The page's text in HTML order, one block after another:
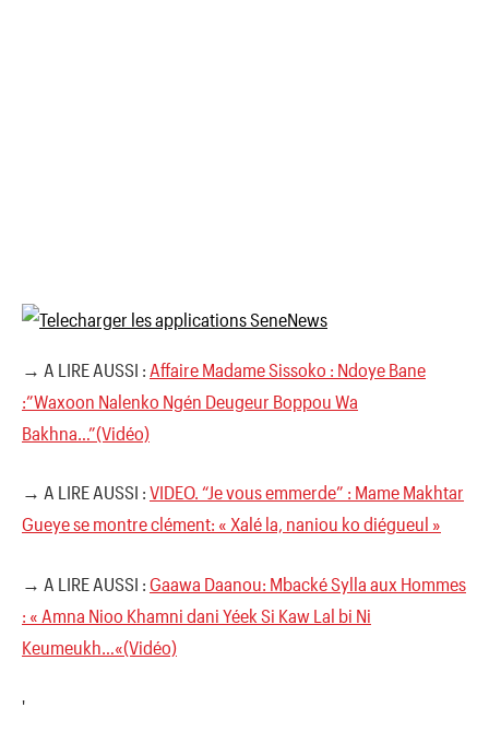
→ A LIRE AUSSI : Affaire Madame Sissoko : Ndoye Bane
:”Waxoon Nalenko Ngén Deugeur Boppou Wa
Bakhna…”(Vidéo)
→ A LIRE AUSSI : VIDEO. “Je vous emmerde” : Mame Makhtar
Gueye se montre clément: « Xalé la, naniou ko diégueul »
→ A LIRE AUSSI : Gaawa Daanou: Mbacké Sylla aux Hommes
: « Amna Nioo Khamni dani Yéek Si Kaw Lal bi Ni
Keumeukh…«(Vidéo)
'